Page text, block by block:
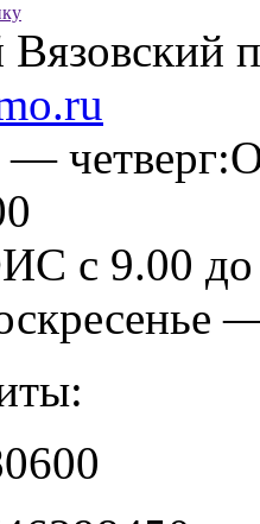
четверг:
с 9.00 до